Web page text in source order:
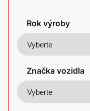
Rok výroby
Značka vozidla